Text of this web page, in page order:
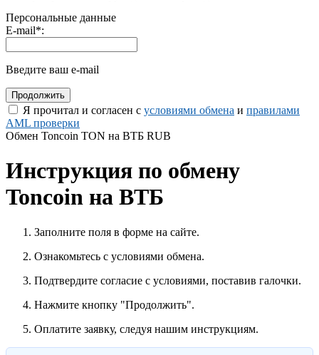
Персональные данные
E-mail*:
Введите ваш e-mail
Я прочитал и согласен с условиями обмена и правилами
AML проверки
Обмен Toncoin TON на ВТБ RUB
Инструкция по обмену
Toncoin на ВТБ
Заполните поля в форме на сайте.
Ознакомьтесь с условиями обмена.
Подтвердите согласие с условиями, поставив галочки.
Нажмите кнопку "Продолжить".
Оплатите заявку, следуя нашим инструкциям.